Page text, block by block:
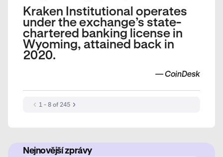
Kraken Institutional operates
under the exchange’s state-
chartered banking license in
Wyoming, attained back in
2020.
—CoinDesk
1 - 8 of 245
Nejnovější zprávy